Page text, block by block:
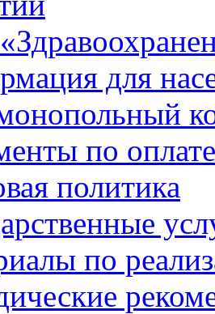
для
по
политика
по